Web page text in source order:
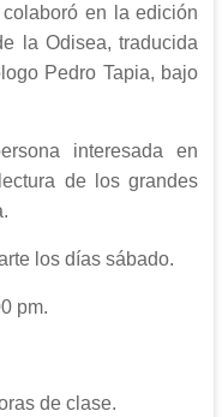
colaboró en la edición
la Odisea, traducida
Pedro Tapia, bajo
interesada en
de los grandes
los días sábado.
pm.
de clase.